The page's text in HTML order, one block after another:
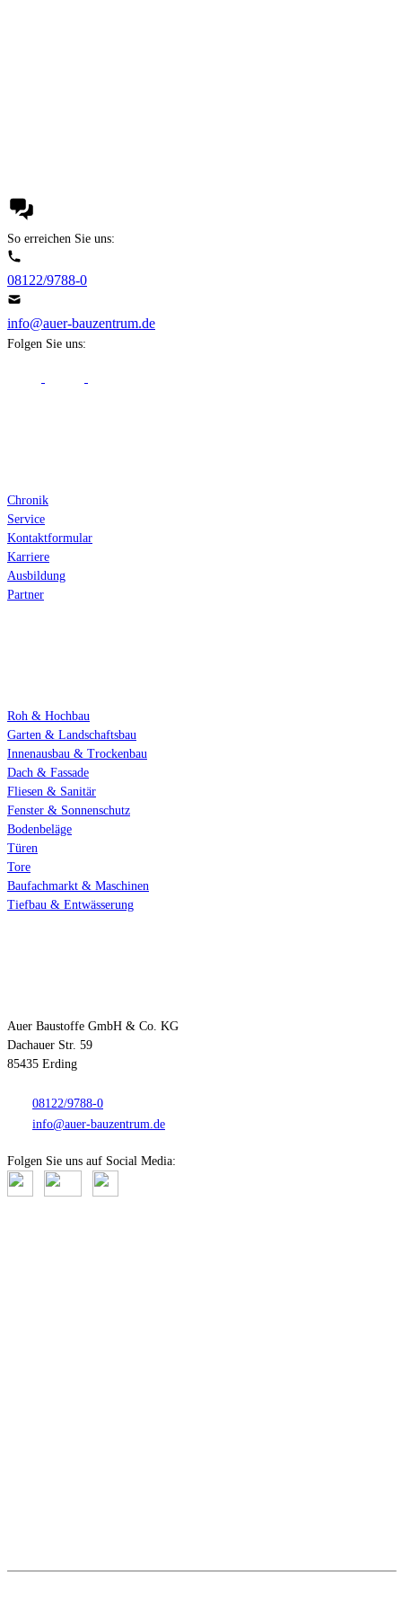
So erreichen Sie uns:
08122/9788-0
info@auer-bauzentrum.de
Folgen Sie uns:
Chronik
Service
Kontaktformular
Karriere
Ausbildung
Partner
Roh & Hochbau
Garten & Landschaftsbau
Innenausbau & Trockenbau
Dach & Fassade
Fliesen & Sanitär
Fenster & Sonnenschutz
Bodenbeläge
Türen
Tore
Baufachmarkt & Maschinen
Tiefbau & Entwässerung
Auer Baustoffe GmbH & Co. KG
Dachauer Str. 59
85435 Erding
08122/9788-0
info@auer-bauzentrum.de
Folgen Sie uns auf Social Media: